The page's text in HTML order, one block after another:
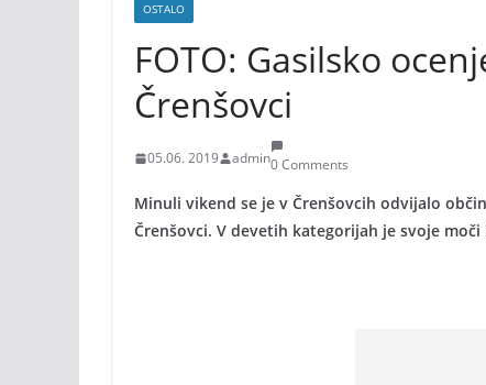
OSTALO
FOTO: Gasilsko
Črenšovci
05.06. 2019 admin0 Comments
Minuli vikend se je v Črenšovcih odvijalo
Črenšovci. V devetih kategorijah je svoje